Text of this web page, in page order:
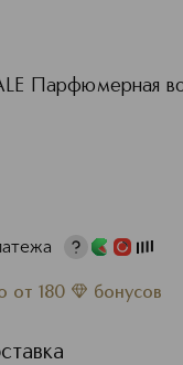
Парфюмерная
от 180 бонусов